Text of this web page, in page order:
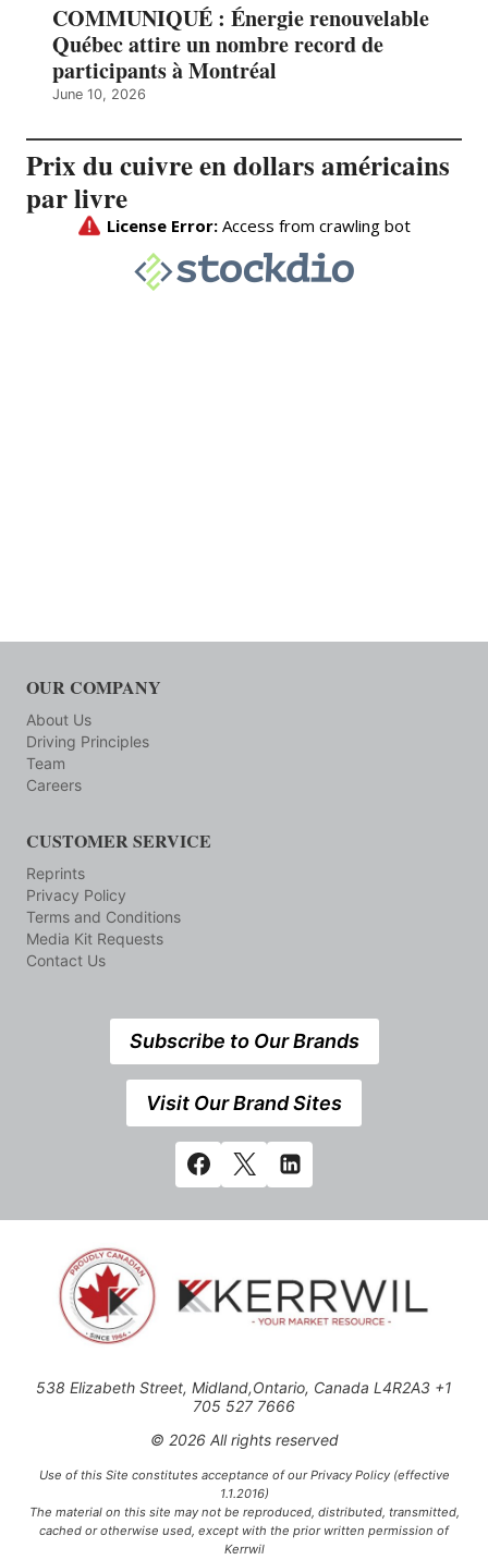
COMMUNIQUÉ : Énergie renouvelable
Québec attire un nombre record de
participants à Montréal
June 10, 2026
Prix du cuivre en dollars américains
par livre
OUR COMPANY
About Us
Driving Principles
Team
Careers
CUSTOMER SERVICE
Reprints
Privacy Policy
Terms and Conditions
Media Kit Requests
Contact Us
Subscribe to Our Brands
Visit Our Brand Sites
538 Elizabeth Street, Midland,Ontario, Canada L4R2A3 +1
705 527 7666
© 2026 All rights reserved
Use of this Site constitutes acceptance of our Privacy Policy (effective
1.1.2016)
The material on this site may not be reproduced, distributed, transmitted,
cached or otherwise used, except with the prior written permission of
Kerrwil